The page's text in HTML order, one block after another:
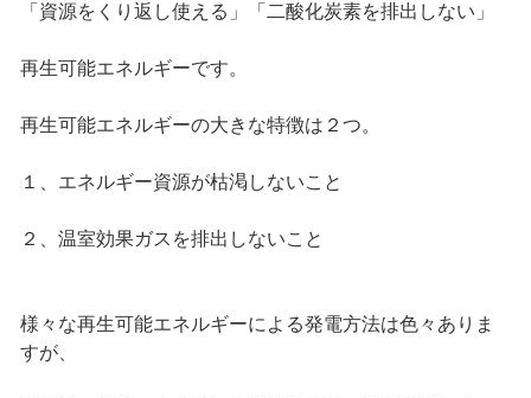
「資源をくり返し使える」「二酸化炭素を排出しない」
再生可能エネルギーです。
再生可能エネルギーの大きな特徴は２つ。
１、エネルギー資源が枯渇しないこと
２、温室効果ガスを排出しないこと
様々な再生可能エネルギーによる発電方法は色々ありま
すが、